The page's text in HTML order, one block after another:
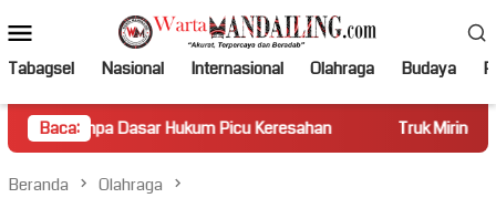
ke
kontenMobile
Tabagsel Nasional Internasional Olahraga Budaya
Baca:
Dasar Hukum Picu Keresahan Truk Miring Hambat Arus
Beranda Olahraga